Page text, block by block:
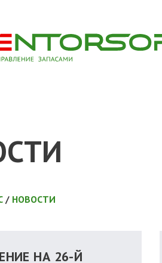
/ НОВОСТИ
НА 26-Й